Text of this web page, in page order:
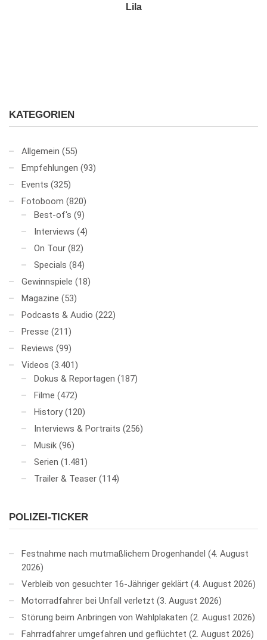
Lila
KATEGORIEN
Allgemein (55)
Empfehlungen (93)
Events (325)
Fotoboom (820)
Best-of's (9)
Interviews (4)
On Tour (82)
Specials (84)
Gewinnspiele (18)
Magazine (53)
Podcasts & Audio (222)
Presse (211)
Reviews (99)
Videos (3.401)
Dokus & Reportagen (187)
Filme (472)
History (120)
Interviews & Portraits (256)
Musik (96)
Serien (1.481)
Trailer & Teaser (114)
POLIZEI-TICKER
Festnahme nach mutmaßlichem Drogenhandel
4. August
2026
Verbleib von gesuchter 16-Jähriger geklärt
4. August 2026
Motorradfahrer bei Unfall verletzt 3. August 2026
Störung beim Anbringen von Wahlplakaten 2. August 2026
Fahrradfahrer umgefahren und geflüchtet 2. August 2026